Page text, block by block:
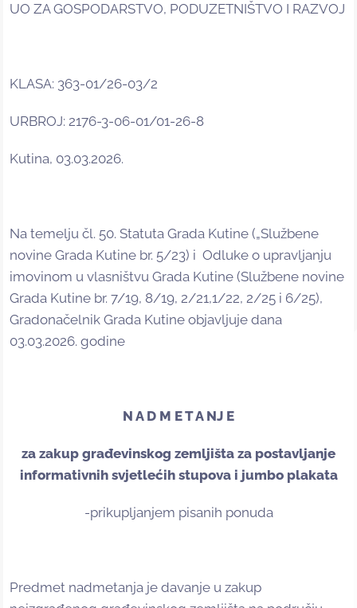
UO ZA GOSPODARSTVO, PODUZETNIŠTVO I RAZVOJ
KLASA: 363-01/26-03/2
URBROJ: 2176-3-06-01/01-26-8
Kutina, 03.03.2026.
Na temelju čl. 50. Statuta Grada Kutine („Službene
novine Grada Kutine br. 5/23) i Odluke o upravljanju
imovinom u vlasništvu Grada Kutine (Službene novine
Grada Kutine br. 7/19, 8/19, 2/21,1/22, 2/25 i 6/25),
Gradonačelnik Grada Kutine objavljuje dana
03.03.2026. godine
N A D M E T A NJ E
za zakup građevinskog zemljišta za postavljanje
informativnih svjetlećih stupova i jumbo plakata
-prikupljanjem pisanih ponuda
Predmet nadmetanja je davanje u zakup